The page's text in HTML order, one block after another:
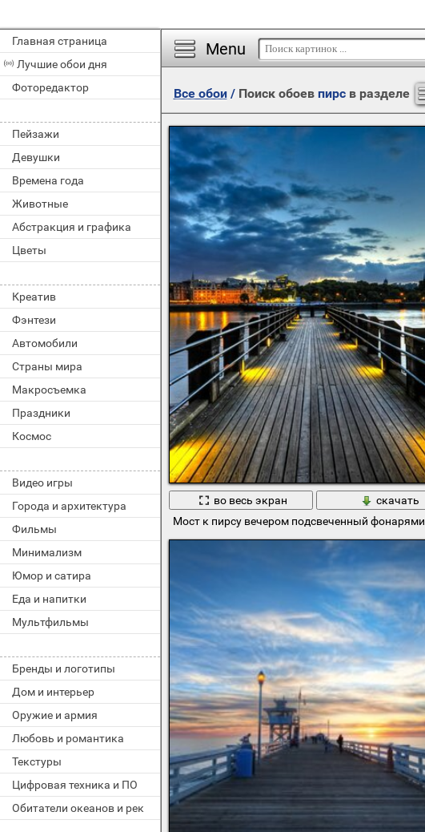
Главная страница
Лучшие обои дня
Фоторедактор
Пейзажи
Девушки
Времена года
Животные
Абстракция и графика
Цветы
Креатив
Фэнтези
Автомобили
Страны мира
Макросъемка
Праздники
Космос
Видео игры
Города и архитектура
Фильмы
Минимализм
Юмор и сатира
Еда и напитки
Мультфильмы
Бренды и логотипы
Дом и интерьер
Оружие и армия
Любовь и романтика
Текстуры
Цифровая техника и ПО
Обитатели океанов и рек
Menu
Все обои/ Поиск обоев пирсв разделе
во весь экран
скачать
Мост к пирсу вечером подсвеченный фонарями